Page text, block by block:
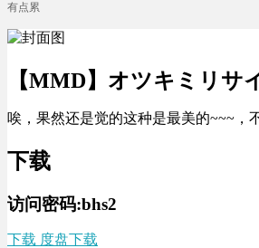
有点累
【MMD】オツキミリサ
唉，果然还是觉的这种是最美的~~~，
下载
访问密码:bhs2
下载 度盘下载